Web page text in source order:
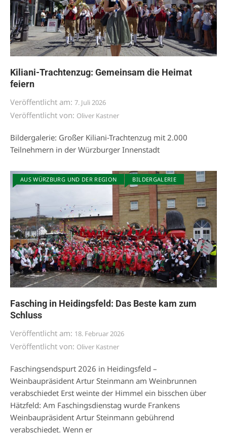
Kiliani-Trachtenzug: Gemeinsam die Heimat
feiern
Veröffentlicht am: 7. Juli 2026
Veröffentlicht von: Oliver Kastner
Bildergalerie: Großer Kiliani-Trachtenzug mit 2.000
Teilnehmern in der Würzburger Innenstadt
AUS WÜRZBURG UND DER REGION BILDERGALERIE
Fasching in Heidingsfeld: Das Beste kam zum
Schluss
Veröffentlicht am: 18. Februar 2026
Veröffentlicht von: Oliver Kastner
Faschingsendspurt 2026 in Heidingsfeld –
Weinbaupräsident Artur Steinmann am Weinbrunnen
verabschiedet Erst weinte der Himmel ein bisschen über
Hätzfeld: Am Faschingsdienstag wurde Frankens
Weinbaupräsident Artur Steinmann gebührend
verabschiedet. Wenn er